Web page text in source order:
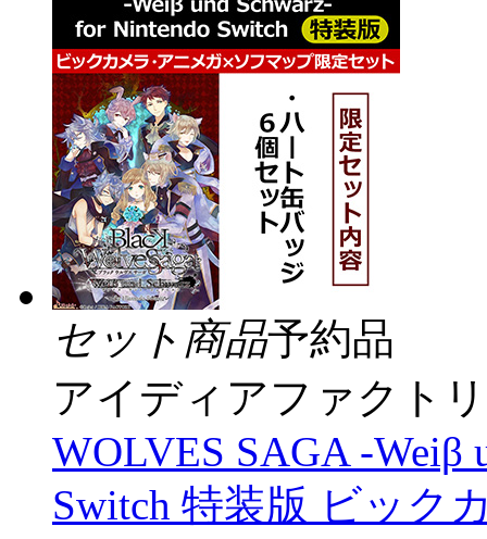
セット商品予約品
アイディアファクト
WOLVES SAGA -Weiβ
Switch 特装版 ビック